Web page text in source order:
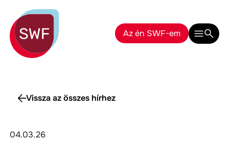
Az én SWF-em
Vissza az összes hírhez
04.03.26